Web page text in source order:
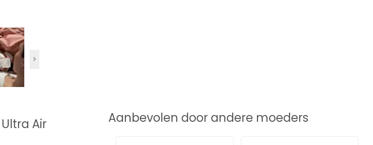
Air Aanbevolen door andere moeders